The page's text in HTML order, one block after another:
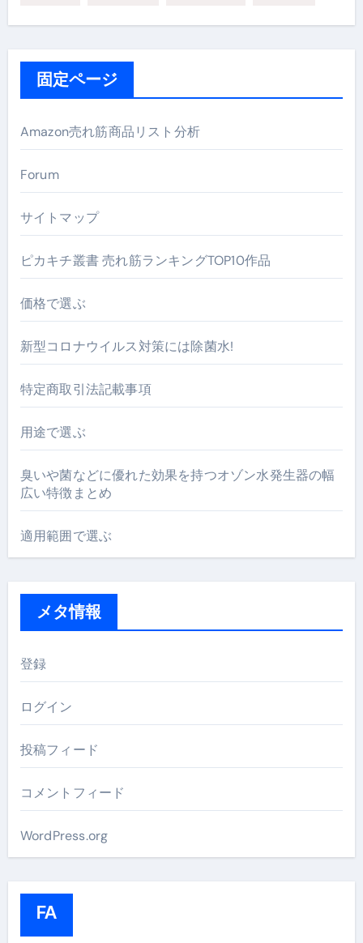
固定ページ
Amazon売れ筋商品リスト分析
Forum
サイトマップ
ピカキチ叢書 売れ筋ランキングTOP10作品
価格で選ぶ
新型コロナウイルス対策には除菌水!
特定商取引法記載事項
用途で選ぶ
臭いや菌などに優れた効果を持つオゾン水発生器の幅
広い特徴まとめ
適用範囲で選ぶ
メタ情報
登録
ログイン
投稿フィード
コメントフィード
WordPress.org
FA